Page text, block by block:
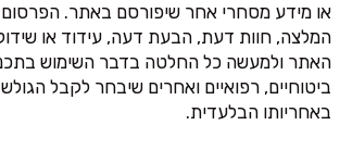
או מידע מסחרי אחר שיפורסם באתר. הפרסום
המלצה, חוות דעת, הבעת דעה, עידוד או
האתר ולמעשה כל החלטה בדבר השימוש
ביטוחיים, רפואיים ואחרים שיבחר לקבל
באחריותו הבלעדית.